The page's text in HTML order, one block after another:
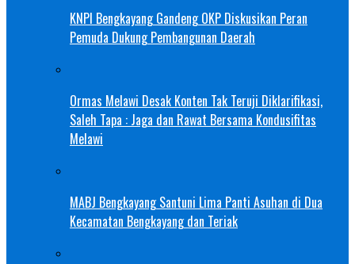
KNPI Bengkayang Gandeng OKP Diskusikan Peran
Pemuda Dukung Pembangunan Daerah
Ormas Melawi Desak Konten Tak Teruji Diklarifikasi,
Saleh Tapa : Jaga dan Rawat Bersama Kondusifitas
Melawi
MABJ Bengkayang Santuni Lima Panti Asuhan di Dua
Kecamatan Bengkayang dan Teriak